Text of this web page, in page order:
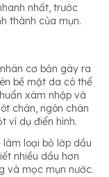
nhất, trước
thành của mụn.
cơ bản gây ra
bề mặt da có thể
xâm nhập và
chân, ngón chân
ví dụ điển hình.
loại bỏ lớp dầu
nhiều dầu hơn
và mọc mụn nước.